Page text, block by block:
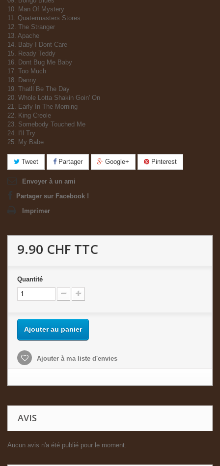
10. Man Of Mystery
11. Quatermasters Stores
12. The Stranger
13. Apache
14. Baby I Dont Care
15. Ready Teddy
16. Dont Bug Me Baby
17. Too Much
18. Danny
19. Thatll Be The Day
20. Whole Lotta Shakin Goin' On
21. Early In The Morning
22. King Creole
23. Somebody Touched Me
24. I'll Try
25. My Babe
Tweet Partager Google+ Pinterest
Envoyer à un ami
Partager sur Facebook !
Imprimer
9.90 CHF TTC
Quantité
Ajouter au panier
Ajouter à ma liste d'envies
AVIS
Aucun avis n'a été publié pour le moment.